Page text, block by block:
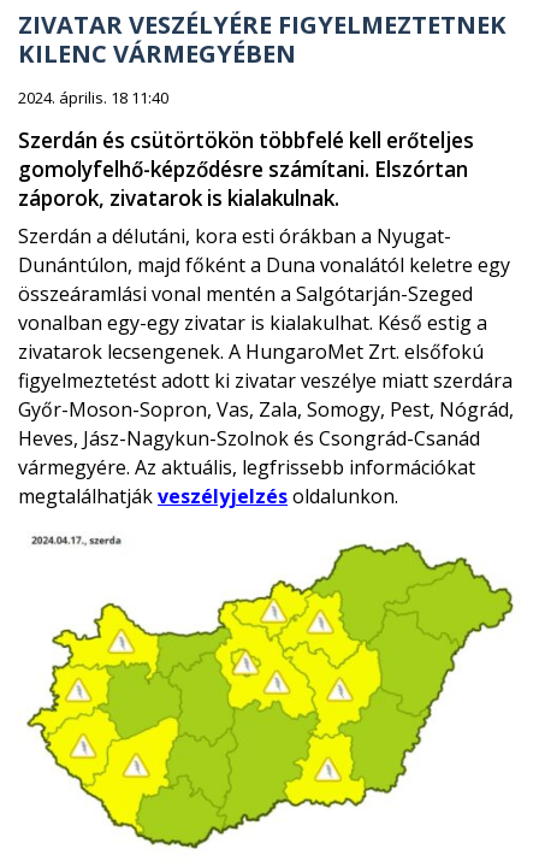
ZIVATAR VESZÉLYÉRE FIGYELMEZTETNEK
KILENC VÁRMEGYÉBEN
2024. április. 18 11:40
Szerdán és csütörtökön többfelé kell erőteljes
gomolyfelhő-képződésre számítani. Elszórtan
záporok, zivatarok is kialakulnak.
Szerdán a délutáni, kora esti órákban a Nyugat-
Dunántúlon, majd főként a Duna vonalától keletre egy
összeáramlási vonal mentén a Salgótarján-Szeged
vonalban egy-egy zivatar is kialakulhat. Késő estig a
zivatarok lecsengenek. A HungaroMet Zrt. elsőfokú
figyelmeztetést adott ki zivatar veszélye miatt szerdára
Győr-Moson-Sopron, Vas, Zala, Somogy, Pest, Nógrád,
Heves, Jász-Nagykun-Szolnok és Csongrád-Csanád
vármegyére. Az aktuális, legfrissebb információkat
megtalálhatjákveszélyjelzésoldalunkon.